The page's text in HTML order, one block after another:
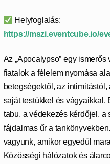
Helyfoglalás:
https://mszi.eventcube.io/
Az „Apocalypso” egy
fiatalok a félelem nyomása
betegségektől, az
saját testükkel és vágyaikkal.
tabu, a védekezés kérdőjel,
fájdalmas űr a
vagyunk, amikor egyedül
Közösségi hálózatok és